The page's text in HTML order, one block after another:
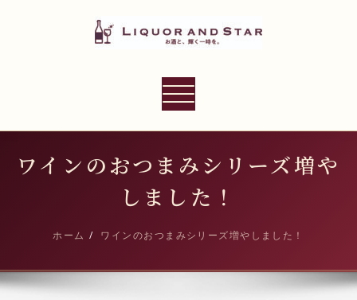
プ
LIQUOR AND STAR
ナ
ー
ョ
切
り
ワインのおつまみシリーズ増や
しました！
ホーム ワインのおつまみシリーズ増やしました！